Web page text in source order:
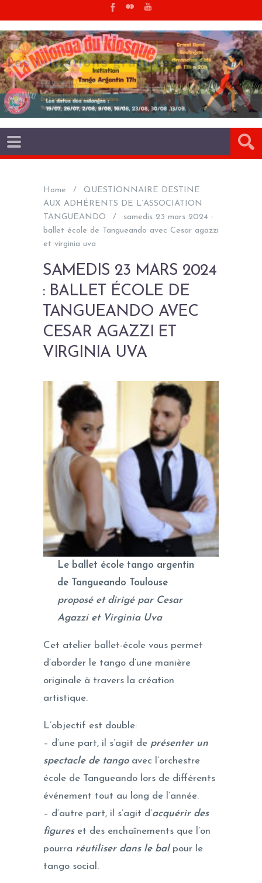
Home
QUESTIONNAIRE DESTINE
AUX ADHÉRENTS DE L’ASSOCIATION
TANGUEANDO
samedis 23 mars 2024 :
ballet école de Tangueando avec Cesar agazzi
et virginia uva
SAMEDIS 23 MARS 2024
: BALLET ÉCOLE DE
TANGUEANDO AVEC
CESAR AGAZZI ET
VIRGINIA UVA
Le ballet école tango argentin
de Tangueando Toulouse
proposé et dirigé par Cesar
Agazzi et Virginia Uva
Cet atelier ballet-école vous permet
d’aborder le tango d’une manière
originale à travers la création
artistique.
L’objectif est double:
– d’une part, il s’agit de présenter un
spectacle de tangoavec l’orchestre
école de Tangueando lors de différents
événement tout au long de l’année.
– d’autre part, il s’agit d’acquérir des
figureset des enchaînements que l’on
pourra réutiliser dans le balpour le
tango social.